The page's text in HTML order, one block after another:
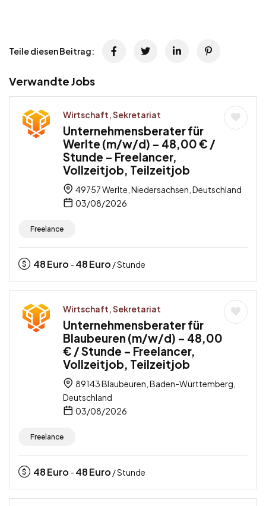
Teile diesen Beitrag:
Verwandte Jobs
Wirtschaft, Sekretariat
Unternehmensberater für
Werlte (m/w/d) – 48,00 € /
Stunde – Freelancer,
Vollzeitjob, Teilzeitjob
49757 Werlte, Niedersachsen, Deutschland
03/08/2026
Freelance
48Euro - 48Euro / Stunde
Wirtschaft, Sekretariat
Unternehmensberater für
Blaubeuren (m/w/d) – 48,00
€ / Stunde – Freelancer,
Vollzeitjob, Teilzeitjob
89143 Blaubeuren, Baden-Württemberg,
Deutschland
03/08/2026
Freelance
48Euro - 48Euro / Stunde